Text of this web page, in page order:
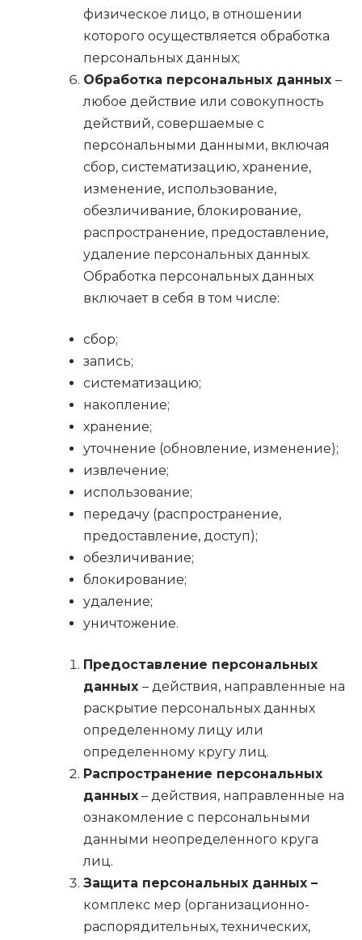
физическое лицо, в отношении
которого осуществляется обработка
персональных данных;
Обработка персональных данных –
любое действие или совокупность
действий, совершаемые с
персональными данными, включая
сбор, систематизацию, хранение,
изменение, использование,
обезличивание, блокирование,
распространение, предоставление,
удаление персональных данных.
Обработка персональных данных
включает в себя в том числе:
сбор;
запись;
систематизацию;
накопление;
хранение;
уточнение (обновление, изменение);
извлечение;
использование;
передачу (распространение,
предоставление, доступ);
обезличивание;
блокирование;
удаление;
уничтожение.
Предоставление персональных
данных – действия, направленные на
раскрытие персональных данных
определенному лицу или
определенному кругу лиц.
Распространение персональных
данных – действия, направленные на
ознакомление с персональными
данными неопределенного круга
лиц.
Защита персональных данных –
комплекс мер (организационно-
распорядительных, технических,